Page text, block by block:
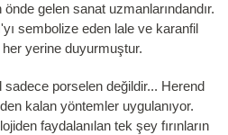
gelen sanat uzmanlarındandır.
sembolize eden lale ve karanfil
her yerine duyurmuştur.
porselen değildir... Herend
kalan yöntemler uygulanıyor.
faydalanılan tek şey fırınların